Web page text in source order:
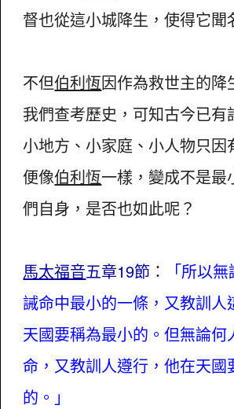
督也從這小城降生，使得它聞
不但伯利恆因作為救世主的降
我們查考歷史，可知古今已有
小地方、小家庭、小人物只
便像伯利恆一樣，變成不是最
們自身，是否也如此呢？
馬太福音五章19節 ：
「所以
誡命中最小的一條，又教訓人
天國要稱為最小的。但無論何
命，又教訓人遵行，他在天國
的。」